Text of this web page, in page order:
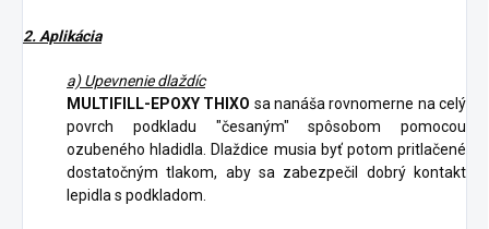
2. Aplikácia
a) Upevnenie dlaždíc
MULTIFILL-EPOXY THIXO sa nanáša rovnomerne na celý
povrch podkladu "česaným" spôsobom pomocou
ozubeného hladidla. Dlaždice musia byť potom pritlačené
dostatočným tlakom, aby sa zabezpečil dobrý kontakt
lepidla s podkladom.